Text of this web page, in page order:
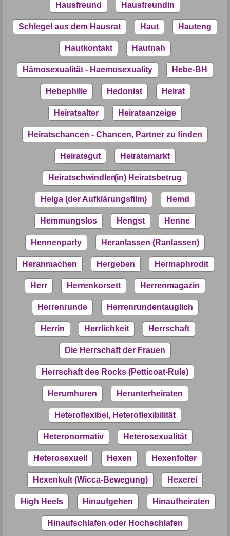
Hausfreund Hausfreundin
Schlegel aus dem Hausrat Haut Hauteng
Hautkontakt Hautnah
Hämosexualität - Haemosexuality Hebe-BH
Hebephilie Hedonist Heirat
Heiratsalter Heiratsanzeige
Heiratschancen - Chancen, Partner zu finden
Heiratsgut Heiratsmarkt
Heiratschwindler(in) Heiratsbetrug
Helga (der Aufklärungsfilm) Hemd
Hemmungslos Hengst Henne
Hennenparty Heranlassen (Ranlassen)
Heranmachen Hergeben Hermaphrodit
Herr Herrenkorsett Herrenmagazin
Herrenrunde Herrenrundentauglich
Herrin Herrlichkeit Herrschaft
Die Herrschaft der Frauen
Herrschaft des Rocks (Petticoat-Rule)
Herumhuren Herunterheiraten
Heteroflexibel, Heteroflexibilität
Heteronormativ Heterosexualität
Heterosexuell Hexen Hexenfolter
Hexenkult (Wicca-Bewegung) Hexerei
High Heels Hinaufgehen Hinaufheiraten
Hinaufschlafen oder Hochschlafen